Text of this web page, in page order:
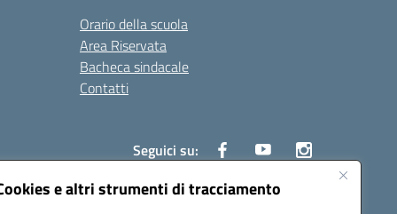
e altri strumenti di tracciamento
Orario della scuola
Area Riservata
Bacheca sindacale
Contatti
Seguici su: